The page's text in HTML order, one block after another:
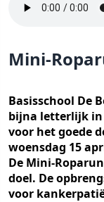
Mini-
Basisschool De
bijna letterlijk in
voor het goede
woensdag 15
De Mini-
doel. De
voor